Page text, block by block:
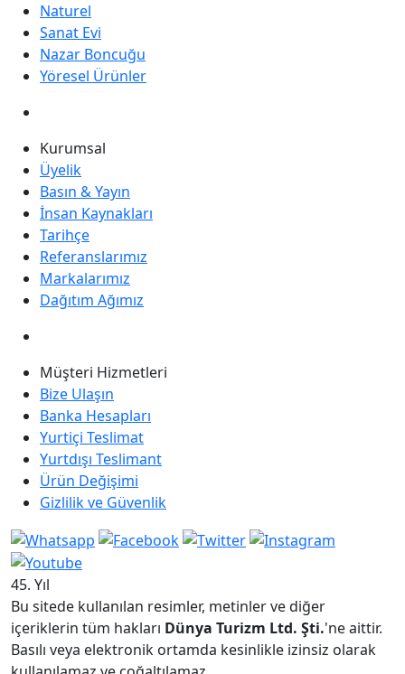
Naturel
Sanat Evi
Nazar Boncuğu
Yöresel Ürünler
Kurumsal
Üyelik
Basın & Yayın
İnsan Kaynakları
Tarihçe
Referanslarımız
Markalarımız
Dağıtım Ağımız
Müşteri Hizmetleri
Bize Ulaşın
Banka Hesapları
Yurtiçi Teslimat
Yurtdışı Teslimant
Ürün Değişimi
Gizlilik ve Güvenlik
45. Yıl
Bu sitede kullanılan resimler, metinler ve diğer
içeriklerin tüm hakları Dünya Turizm Ltd. Şti.'ne aittir.
Basılı veya elektronik ortamda kesinlikle izinsiz olarak